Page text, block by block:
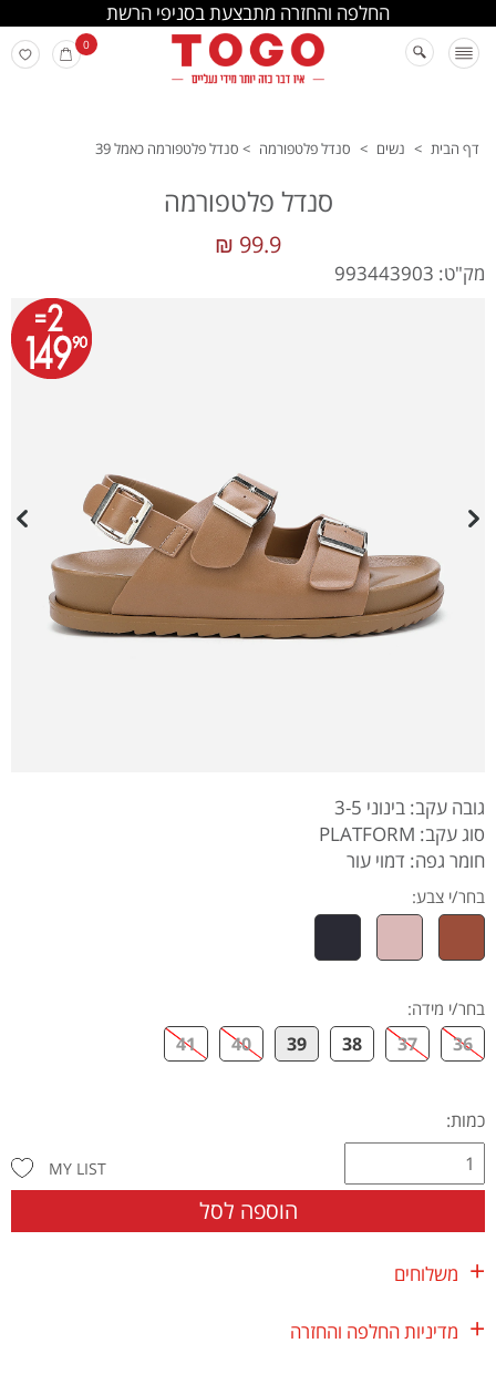
החלפה והחזרה מתבצעת בסניפי הרשת
0
דף הבית > נשים > סנדל פלטפורמה > סנדל פלטפורמה כאמל 39
סנדל פלטפורמה
99.9 ₪
מק"ט: 993443903
גובה עקב: בינוני 3-5
סוג עקב: PLATFORM
חומר גפה: דמוי עור
בחר/י צבע:
בחר/י מידה:
36
37
38
39
40
41
כמות:
הוספה לסל
MY LIST
משלוחים
מדיניות החלפה והחזרה